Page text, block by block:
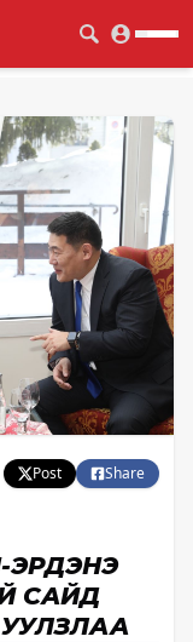
Post
Share
ЭРДЭНЭ
САЙД